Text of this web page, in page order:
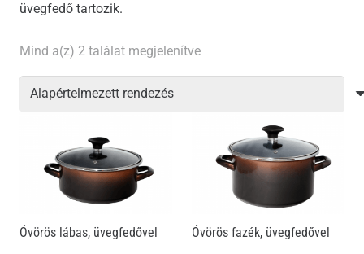
üvegfedő tartozik.
Mind a(z) 2 találat megjelenítve
Óvörös lábas, üvegfedővel Óvörös fazék, üvegfedővel